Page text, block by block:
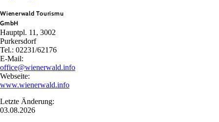
Wienerwald Tourismu
GmbH
Hauptpl. 11, 3002
Purkersdorf
Tel.: 02231/62176
E-Mail:
office@wienerwald.info
Webseite:
www.wienerwald.info
Letzte Änderung:
03.08.2026